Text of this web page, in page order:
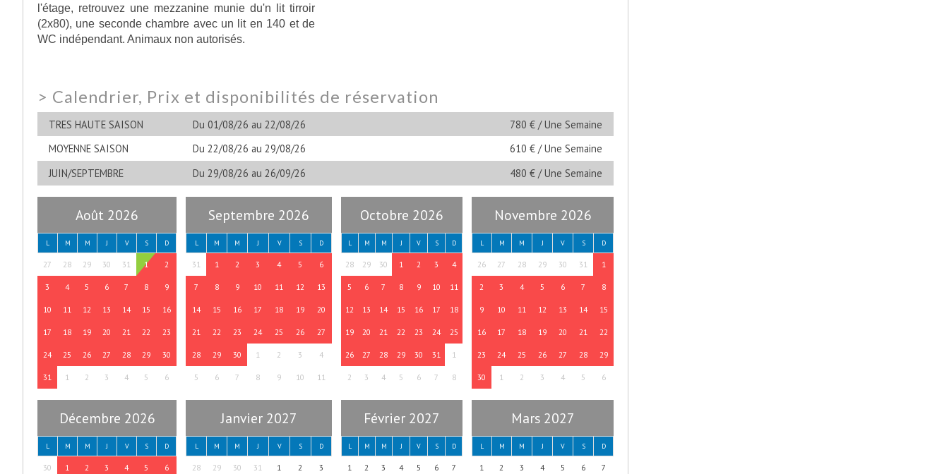
l'étage, retrouvez une mezzanine munie du'n lit tirroir
(2x80), une seconde chambre avec un lit en 140 et de
WC indépendant. Animaux non autorisés.
> Calendrier, Prix et disponibilités de réservation
TRES HAUTE SAISON Du 01/08/26 au 22/08/26
780 € / Une Semaine
MOYENNE SAISON
Du 22/08/26 au 29/08/26
610 € / Une Semaine
JUIN/SEPTEMBRE
Du 29/08/26 au 26/09/26 480 € / Une Semaine
Août 2026
L M M J V S D
27 28 29 30 31 1 2
3 4 5 6 7 8 9
10 11 12 13 14 15 16
17 18 19 20 21 22 23
24 25 26 27 28 29 30
31 1 2 3 4 5 6
Septembre 2026
L M M J V S D
31 1 2 3 4 5 6
7 8 9 10 11 12 13
14 15 16 17 18 19 20
21 22 23 24 25 26 27
28 29 30 1 2 3 4
5 6 7 8 9 10 11
Octobre 2026
L M M J V S D
28 29 30 1 2 3 4
5 6 7 8 9 10 11
12 13 14 15 16 17 18
19 20 21 22 23 24 25
26 27 28 29 30 31 1
2 3 4 5 6 7 8
Novembre 2026
L M M J V S D
26 27 28 29 30 31 1
2 3 4 5 6 7 8
9 10 11 12 13 14 15
16 17 18 19 20 21 22
23 24 25 26 27 28 29
30 1 2 3 4 5 6
Décembre 2026
L M M J V S D
30 1 2 3 4 5 6
Janvier 2027
L M M J V S D
28 29 30 31 1 2 3
Février 2027
L M M J V S D
1 2 3 4 5 6 7
Mars 2027
L M M J V S D
1 2 3 4 5 6 7